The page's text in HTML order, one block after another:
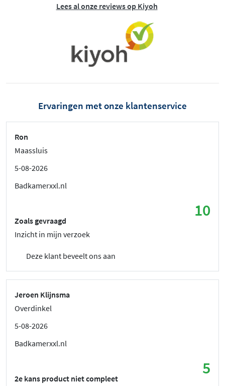
Lees al onze reviews op Kiyoh
Ervaringen met onze klantenservice
Ron
Maassluis
5-08-2026
Badkamerxxl.nl
10
Zoals gevraagd
Inzicht in mijn verzoek
Deze klant beveelt ons aan
Jeroen Klijnsma
Overdinkel
5-08-2026
Badkamerxxl.nl
5
2e kans product niet compleet